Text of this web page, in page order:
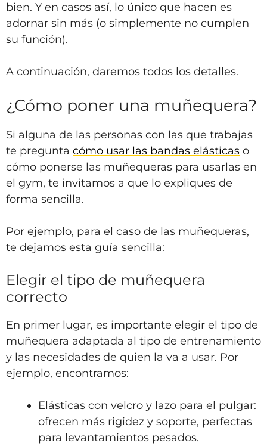
bien. Y en casos así, lo único que hacen es
adornar sin más (o simplemente no cumplen
su función).
A continuación, daremos todos los detalles.
¿Cómo poner una muñequera?
Si alguna de las personas con las que trabajas
te pregunta cómo usar las bandas elásticas o
cómo ponerse las muñequeras para usarlas en
el gym, te invitamos a que lo expliques de
forma sencilla.
Por ejemplo, para el caso de las muñequeras,
te dejamos esta guía sencilla:
Elegir el tipo de muñequera
correcto
En primer lugar, es importante elegir el tipo de
muñequera adaptada al tipo de entrenamiento
y las necesidades de quien la va a usar. Por
ejemplo, encontramos:
Elásticas con velcro y lazo para el pulgar:
ofrecen más rigidez y soporte, perfectas
para levantamientos pesados.